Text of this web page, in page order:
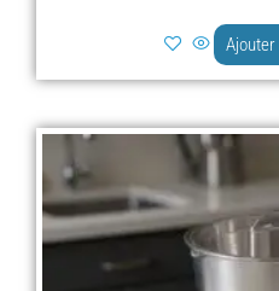
Ajouter
Le
prix
initial
était :
Le
prix
actuel